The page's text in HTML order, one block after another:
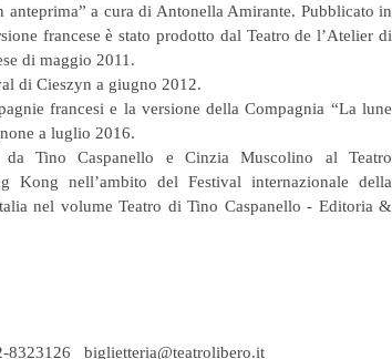
a cura di Antonella Amirante. Pubblicato in
francese è stato prodotto dal Teatro de l’Atelier di
di maggio 2011.
di Cieszyn a giugno 2012.
francesi e la versione della Compagnia “La lune
a luglio 2016.
Tino Caspanello e Cinzia Muscolino al Teatro
Kong nell’ambito del Festival internazionale della
nel volume Teatro di Tino Caspanello - Editoria &
8323126   biglietteria@teatrolibero.it